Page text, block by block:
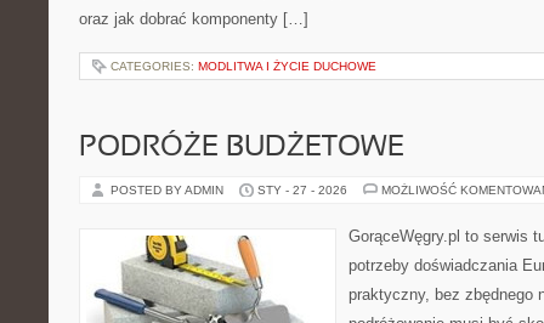
oraz jak dobrać komponenty […]
CATEGORIES: MODLITWA I ŻYCIE DUCHOWE
PODRÓŻE BUDŻETOWE
POSTED BY ADMIN STY - 27 - 2026 MOŻLIWOŚĆ
GorąceWęgry.pl to serwis
potrzeby doświadczania
praktyczny, bez zbędnego